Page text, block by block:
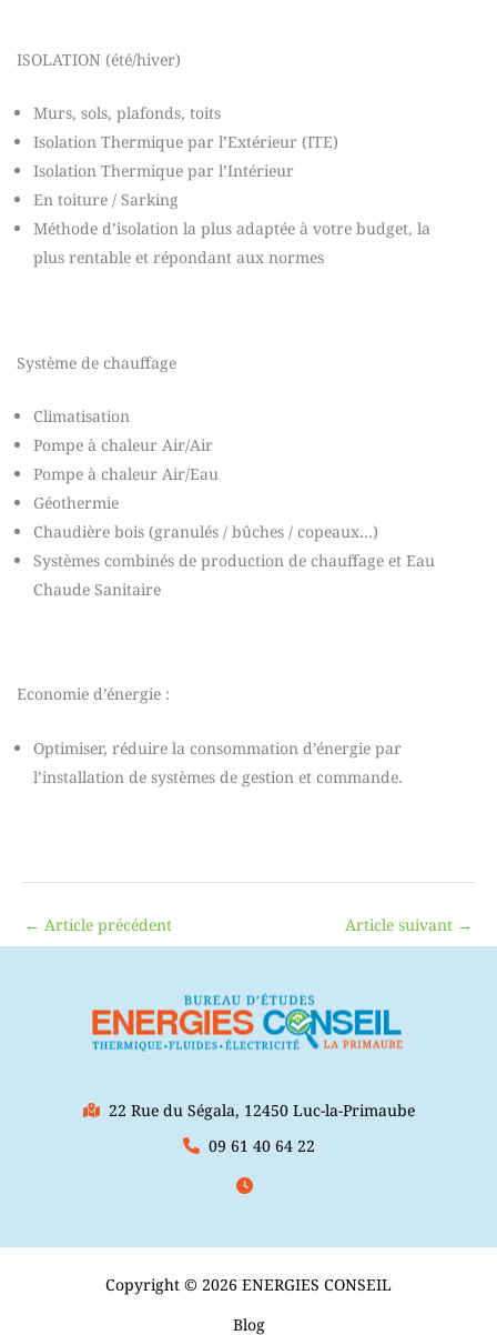
ISOLATION (été/hiver)
Murs, sols, plafonds, toits
Isolation Thermique par l’Extérieur (ITE)
Isolation Thermique par l’Intérieur
En toiture / Sarking
Méthode d’isolation la plus adaptée à votre budget, la
plus rentable et répondant aux normes
Système de chauffage
Climatisation
Pompe à chaleur Air/Air
Pompe à chaleur Air/Eau
Géothermie
Chaudière bois (granulés / bûches / copeaux…)
Systèmes combinés de production de chauffage et Eau
Chaude Sanitaire
Economie d’énergie :
Optimiser, réduire la consommation d’énergie par
l’installation de systèmes de gestion et commande.
← Article précédent Article suivant →
22 Rue du Ségala, 12450 Luc-la-Primaube
09 61 40 64 22
Copyright © 2026 ENERGIES CONSEIL
Blog